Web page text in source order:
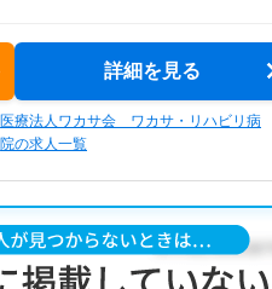
詳細を見る
医療法人ワカサ会 ワカサ・リハビリ病
院の求人一覧